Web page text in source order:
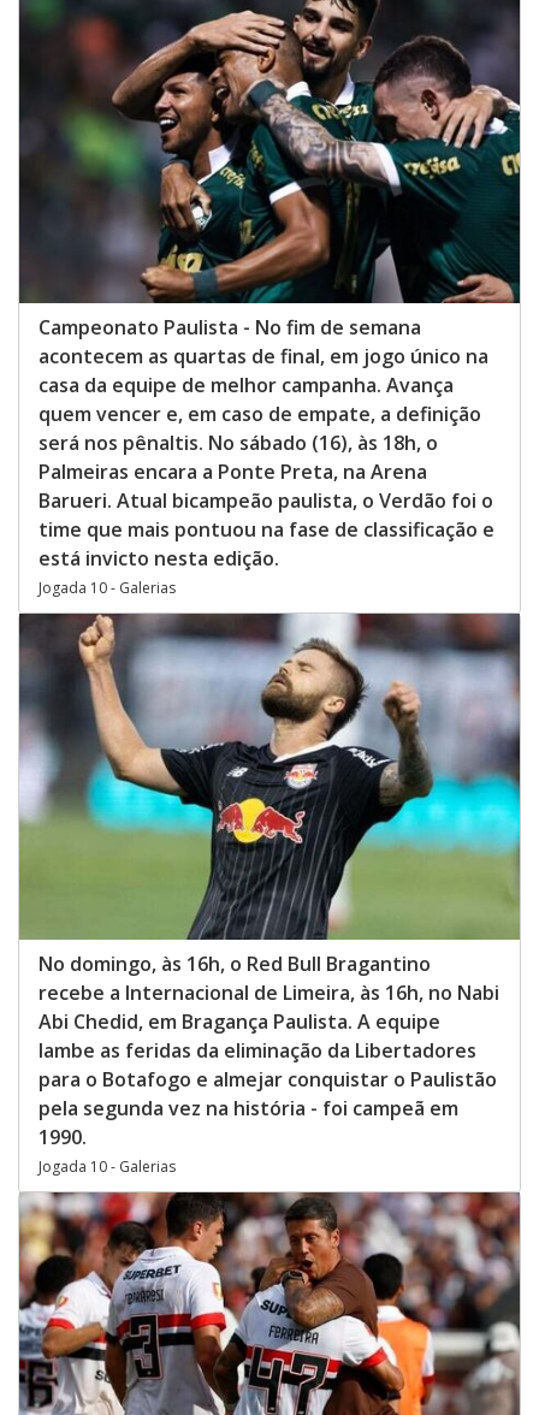
Campeonato Paulista - No fim de semana
acontecem as quartas de final, em jogo único na
casa da equipe de melhor campanha. Avança
quem vencer e, em caso de empate, a definição
será nos pênaltis. No sábado (16), às 18h, o
Palmeiras encara a Ponte Preta, na Arena
Barueri. Atual bicampeão paulista, o Verdão foi o
time que mais pontuou na fase de classificação e
está invicto nesta edição.
Jogada 10 - Galerias
No domingo, às 16h, o Red Bull Bragantino
recebe a Internacional de Limeira, às 16h, no Nabi
Abi Chedid, em Bragança Paulista. A equipe
lambe as feridas da eliminação da Libertadores
para o Botafogo e almejar conquistar o Paulistão
pela segunda vez na história - foi campeã em
1990.
Jogada 10 - Galerias